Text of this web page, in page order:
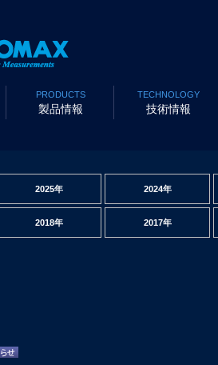
PRODUCTS
製品情報
TECHNOLOGY
技術情報
2025年 2024年
2018年 2017年